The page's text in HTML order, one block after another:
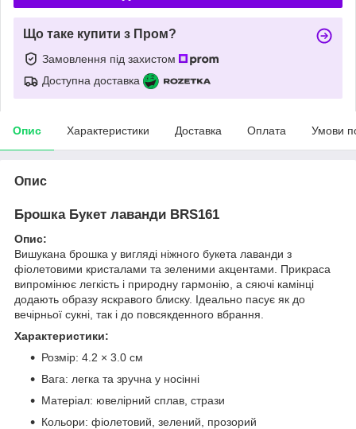
Що таке купити з Пром?
Замовлення під захистом
Доступна доставка
Опис Характеристики Доставка Оплата Умови
Опис
Брошка Букет лаванди BRS161
Опис:
Вишукана брошка у вигляді ніжного букета лаванди з
фіолетовими кристалами та зеленими акцентами. Прикраса
випромінює легкість і природну гармонію, а сяючі камінці
додають образу яскравого блиску. Ідеально пасує як до
вечірньої сукні, так і до повсякденного вбрання.
Характеристики:
Розмір: 4.2 × 3.0 см
Вага: легка та зручна у носінні
Матеріал: ювелірний сплав, стрази
Кольори: фіолетовий, зелений, прозорий